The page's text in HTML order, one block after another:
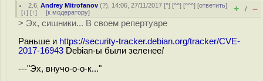
2.6 ,Andrey Mitrofanov (?), 14:06, 27/11/2017 [^] [^^] [^^^] [ответить]
[↓] [↑] [к модератору] + / –
> Эх, сишники... В своем репертуаре
Раньше и https://security-tracker.debian.org/tracker/CVE-
2017-16943 Debian-ы были зеленее!
---"Эх, внучо-о-о-к..."